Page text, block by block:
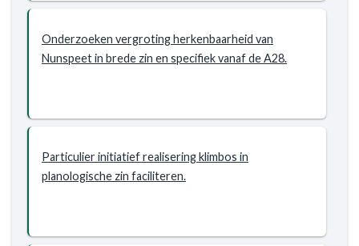
Onderzoeken vergroting herkenbaarheid van
Nunspeet in brede zin en specifiek vanaf de A28.
Particulier initiatief realisering klimbos in
planologische zin faciliteren.